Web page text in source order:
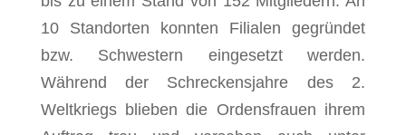
10 Standorten konnten Filialen gegründet
bzw. Schwestern eingesetzt werden.
Während der Schreckensjahre des 2.
Weltkriegs blieben die Ordensfrauen ihrem